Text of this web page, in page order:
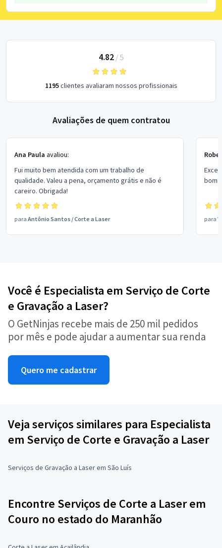
4.82/ 5
1195clientes avaliaram nossos profissionais
Avaliações de quem contratou
Ana Paula avaliou:
Fui muito bem atendida com um trabalho de
qualidade. Valeu a pena, orçamento grátis e não é
careiro. Obrigada!
para Antônio Santos /Corte a Laser
bom
para
Você é Especialista em Serviço de Corte
e Gravação a Laser?
O GetNinjas recebe mais de 250 mil pedidos
por mês e pode ajudar a aumentar sua renda
Quero me cadastrar
Veja serviços similares para Especialista
em Serviço de Corte e Gravação a Laser
Serviços de Gravação a Laser em São Luís
Encontre Serviços de Corte a Laser em
Couro no estado do Maranhão